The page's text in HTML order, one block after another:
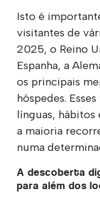
Isto é
visitantes de
2025, o Reino
Espanha, a
os principais
hóspedes.
línguas, hábitos
a maioria
numa
A descoberta
para além dos